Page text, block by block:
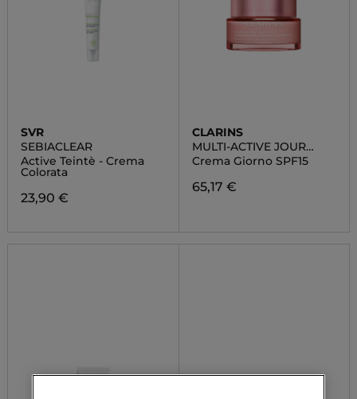
SVR
SEBIACLEAR
Active Teintè - Crema
Colorata
23,90 €
CLARINS
MULTI-ACTIVE JOUR
SPF15
Crema Giorno SPF15
65,17 €